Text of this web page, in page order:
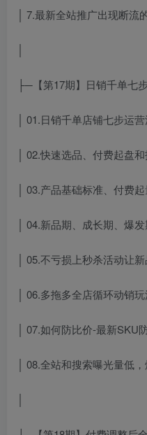
│ 7.最新全站推广出现断流
│
├─【第17期】日销千单七
│ 01.日销千单店铺七步运
│ 02.快速选品、付费起盘
│ 03.产品基础标准、付费
│ 04.新品期、成长期、爆
│ 05.不亏损上秒杀活动让
│ 06.多拖多全店循环动销
│ 07.如何防比价-最新SKU
│ 08.全站和搜索曝光量低
│